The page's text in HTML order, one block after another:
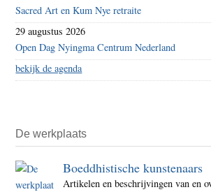
Sacred Art en Kum Nye retraite
29 augustus 2026
Open Dag Nyingma Centrum Nederland
bekijk de agenda
De werkplaats
Boeddhistische kunstenaars
Artikelen en beschrijvingen van en